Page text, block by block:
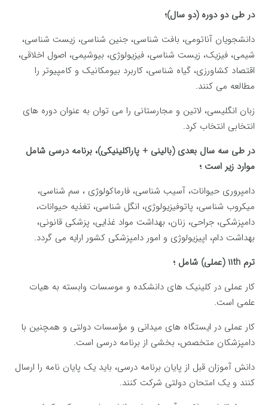
در طی دو دوره (دو سال)؛
دانشجویان آناتومی، بافت شناسی، جنین شناسی، زیست شناسی،
شیمی، فیزیک، زیست شناسی، فیزیولوژی، بیوشیمی، اصول اخلاقی،
اقتصاد کشاورزی، گیاه شناسی، کاربرد بیومکانیک و کامپیوتر را
مطالعه می کنند.
زبان انگلیسی، لاتین و مجارستانی را می توان به عنوان دوره های
انتخابی انتخاب کرد.
در طی سه سال بعدی (بالینی + پاراکلینیکی)، برنامه درسی شامل
موارد زیر است ؛
دامپروری حیوانات، آسیب شناسی، فارماکولوژی ، سم شناسی،
میکروب شناسی، پاتوفیزیولوژی، انگل شناسی، تغذیه حیوانات،
دامپزشکی، جراحی، زنان، بهداشت مواد غذایی، پزشکی قانونی،
بهداشت دام، اپیزیولوژی و امور دامپزشکی کشور ارایه می گردد.
ترم ۱۱th (عملی) شامل ؛
کار عملی در کلینیک های دانشکده و موسسات وابسته به هیات
علمی است.
کار عملی در ایستگاه های میدانی و مؤسسات دولتی و همچنین با
دامپزشکان متخصص، بخشی از برنامه درسی است.
دانش آموزان قبل از پایان برنامه درسی، باید یک پایان نامه را ارسال
کنند و یک امتحان دولتی شرکت کنند.